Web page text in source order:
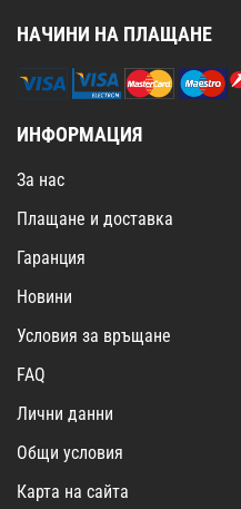
НАЧИНИ НА ПЛАЩАНЕ
ИНФОРМАЦИЯ
За нас
Плащане и доставка
Гаранция
Новини
Условия за връщане
FAQ
Лични данни
Общи условия
Карта на сайта